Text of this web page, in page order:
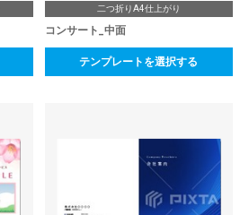
二つ折りA4仕上がり
コンサート_中面
テンプレートを選択する